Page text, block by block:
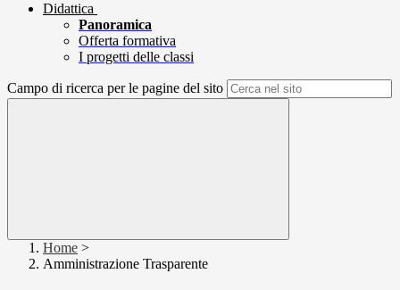
Didattica
Panoramica
Offerta formativa
I progetti delle classi
Campo di ricerca per le pagine del sito
Home >
Amministrazione Trasparente